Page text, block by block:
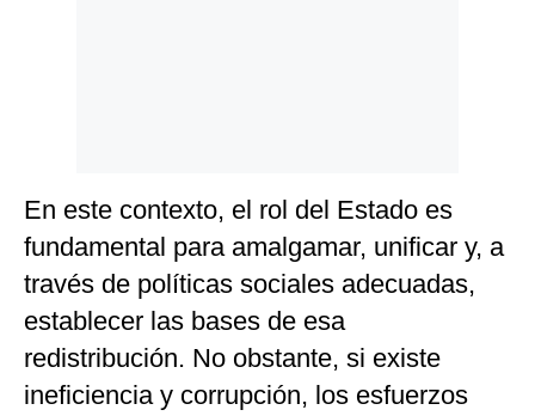
En este contexto, el rol del Estado es
fundamental para amalgamar, unificar y, a
través de políticas sociales adecuadas,
establecer las bases de esa
redistribución. No obstante, si existe
ineficiencia y corrupción, los esfuerzos